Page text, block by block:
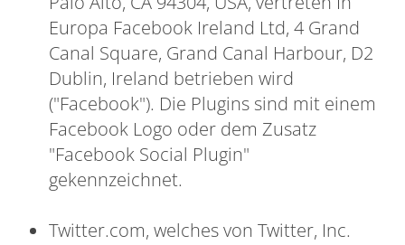
Europa Facebook Ireland Ltd, 4 Grand
Canal Square, Grand Canal Harbour, D2
Dublin, Ireland betrieben wird
("Facebook"). Die Plugins sind mit einem
Facebook Logo oder dem Zusatz
"Facebook Social Plugin"
gekennzeichnet.
Twitter.com, welches von Twitter, Inc.